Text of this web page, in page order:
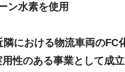
ン水素を使用
における物流車両のFC
性のある事業として成